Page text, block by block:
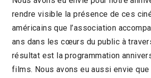
rendre visible la présence de ces
américains que l’association
ans dans les cœurs du public à
résultat est la programmation
films. Nous avons eu aussi envie